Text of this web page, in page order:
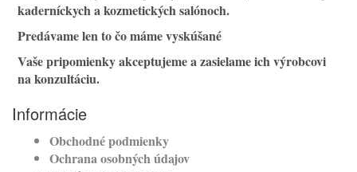
kaderníckych a kozmetických salónoch.
Predávame len to čo máme vyskúšané
Vaše pripomienky akceptujeme a zasielame ich výrobcovi
na konzultáciu.
Informácie
Obchodné podmienky
Ochrana osobných údajov